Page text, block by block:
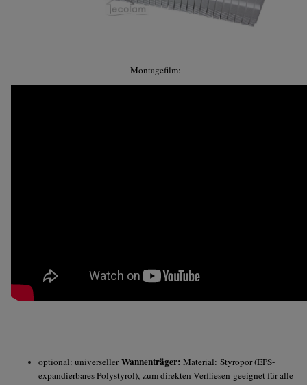
Montagefilm:
optional: universellerWannenträger: Material: Styropor (EPS-
expandierbares Polystyrol), zum direkten Verfliesen geeignet für alle